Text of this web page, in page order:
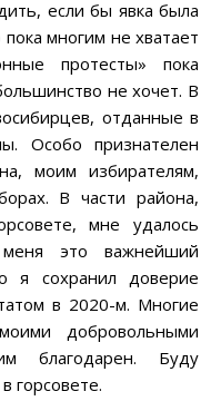
если бы явка была
многим не хватает
протесты» пока
не хочет. В
отданные в
Особо признателен
моим избирателям,
В части района,
мне удалось
это важнейший
я сохранил доверие
в 2020-м. Многие
добровольными
благодарен. Буду
горсовете.